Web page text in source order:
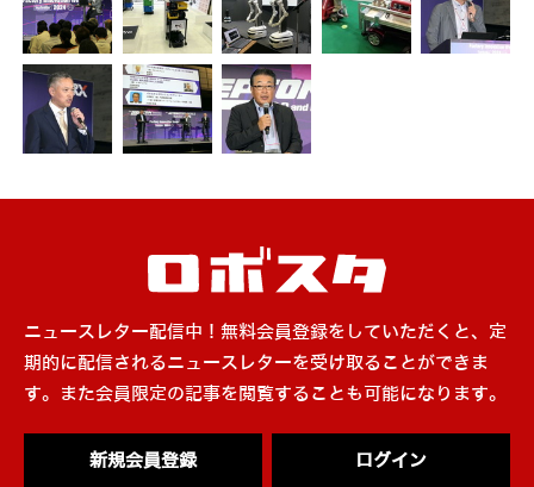
ニュースレター配信中！無料会員登録をしていただくと、定
期的に配信されるニュースレターを受け取ることができま
す。また会員限定の記事を閲覧することも可能になります。
新規会員登録 ログイン